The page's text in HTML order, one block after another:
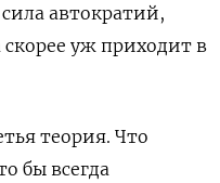
автократий,
скорее уж приходит в
теория. Что
бы всегда